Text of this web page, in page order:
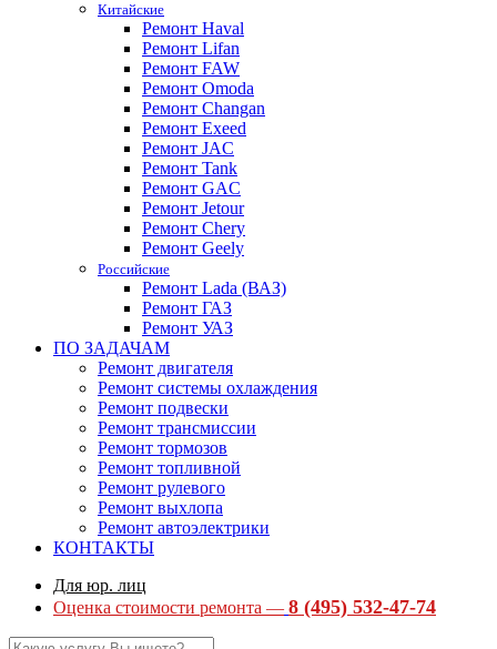
Китайские
Ремонт Haval
Ремонт Lifan
Ремонт FAW
Ремонт Omoda
Ремонт Changan
Ремонт Exeed
Ремонт JAC
Ремонт Tank
Ремонт GAC
Ремонт Jetour
Ремонт Chery
Ремонт Geely
Российские
Ремонт Lada (ВАЗ)
Ремонт ГАЗ
Ремонт УАЗ
ПО ЗАДАЧАМ
Ремонт двигателя
Ремонт системы охлаждения
Ремонт подвески
Ремонт трансмиссии
Ремонт тормозов
Ремонт топливной
Ремонт рулевого
Ремонт выхлопа
Ремонт автоэлектрики
КОНТАКТЫ
Для юр. лиц
Оценка стоимости ремонта — 8 (495) 532-47-74